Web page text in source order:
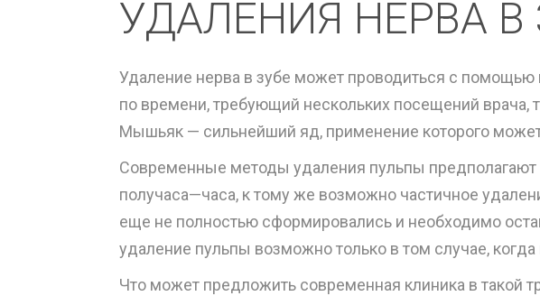
УДАЛЕНИЯ НЕРВА В
Удаление нерва в зубе может проводиться с
по времени, требующий нескольких посещений врача,
Мышьяк — сильнейший яд, применение которого
Современные методы удаления пульпы предполагают
получаса—часа, к тому же возможно частичное
еще не полностью сформировались и необходимо
удаление пульпы возможно только в том случае,
Что может предложить современная клиника в такой